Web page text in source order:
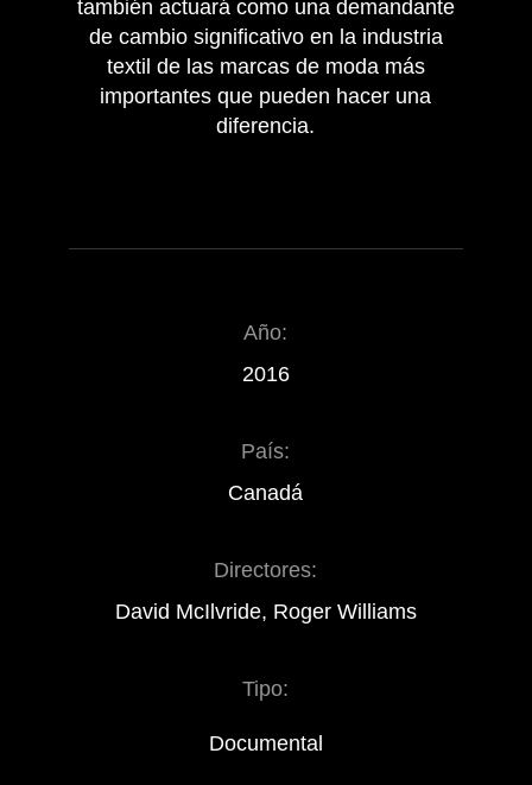
también actuará como una demandante
de cambio significativo en la industria
textil de las marcas de moda más
importantes que pueden hacer una
diferencia.
Año:
2016
País:
Canadá
Directores:
David McIlvride, Roger Williams
Tipo:
Documental